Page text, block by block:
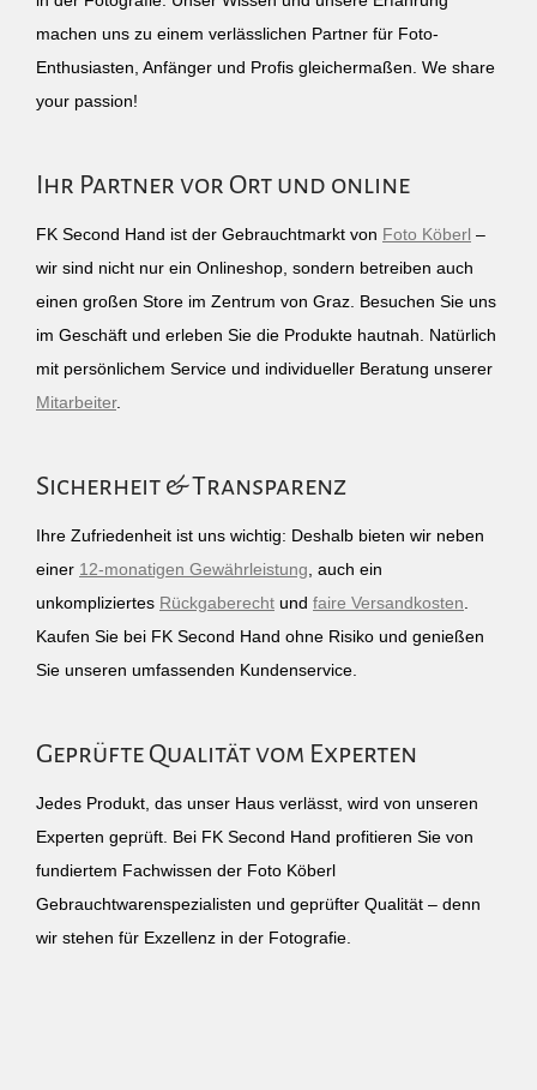
machen uns zu einem verlässlichen Partner für Foto-
Enthusiasten, Anfänger und Profis gleichermaßen. We share
your passion!
Ihr Partner vor Ort und online
FK Second Hand ist der Gebrauchtmarkt von Foto Köberl –
wir sind nicht nur ein Onlineshop, sondern betreiben auch
einen großen Store im Zentrum von Graz. Besuchen Sie uns
im Geschäft und erleben Sie die Produkte hautnah. Natürlich
mit persönlichem Service und individueller Beratung unserer
Mitarbeiter.
Sicherheit & Transparenz
Ihre Zufriedenheit ist uns wichtig: Deshalb bieten wir neben
einer 12-monatigen Gewährleistung , auch ein
unkompliziertes Rückgaberecht und faire Versandkosten
Kaufen Sie bei FK Second Hand ohne Risiko und genießen
Sie unseren umfassenden Kundenservice.
Geprüfte Qualität vom Experten
Jedes Produkt, das unser Haus verlässt, wird von unseren
Experten geprüft. Bei FK Second Hand profitieren Sie von
fundiertem Fachwissen der Foto Köberl
Gebrauchtwarenspezialisten und geprüfter Qualität – denn
wir stehen für Exzellenz in der Fotografie.